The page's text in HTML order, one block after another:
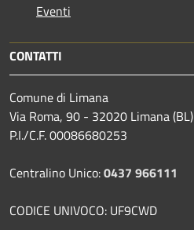
Eventi
CONTATTI
Comune di Limana
Via Roma, 90 - 32020 Limana (BL)
P.I./C.F. 00086680253
Centralino Unico:0437 966111
CODICE UNIVOCO: UF9CWD